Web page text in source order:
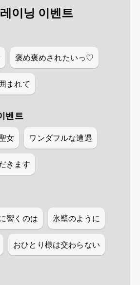
이닝 이벤트
褒め褒めされたいっ♡
まれて
벤트
女 ワンダフルな遭遇
きます
響くのは 氷壁のように
おひとり様は交わらない